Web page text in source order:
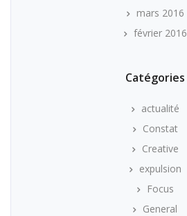
mars 2016
février 2016
Catégories
actualité
Constat
Creative
expulsion
Focus
General